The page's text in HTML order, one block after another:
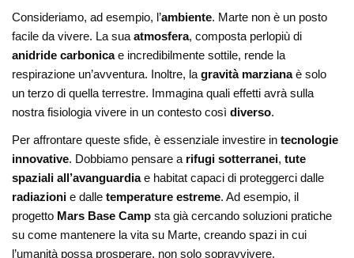
Consideriamo, ad esempio, l’ambiente. Marte non è un posto
facile da vivere. La suaatmosfera, composta perlopiù di
anidride carbonicae incredibilmente sottile, rende la
respirazione un’avventura. Inoltre, lagravità marzianaè solo
un terzo di quella terrestre. Immagina quali effetti avrà sulla
nostra fisiologia vivere in un contesto cosìdiverso.
Per affrontare queste sfide, è essenziale investire intecnologie
innovative. Dobbiamo pensare a rifugi sotterranei,tute
spaziali all’avanguardiae habitat capaci di proteggerci dalle
radiazioni e dalletemperature estreme. Ad esempio, il
progetto Mars Base Camp sta già cercando soluzioni pratiche
su come mantenere la vita su Marte, creando spazi in cui
l’umanità possa prosperare, non solo sopravvivere.